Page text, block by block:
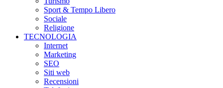
Sport & Tempo Libero
Sociale
Religione
TECNOLOGIA
Internet
Marketing
SEO
Siti web
Recensioni